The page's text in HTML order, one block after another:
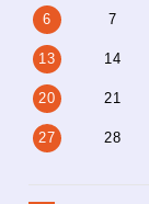
6 7
13 14
20 21
27 28